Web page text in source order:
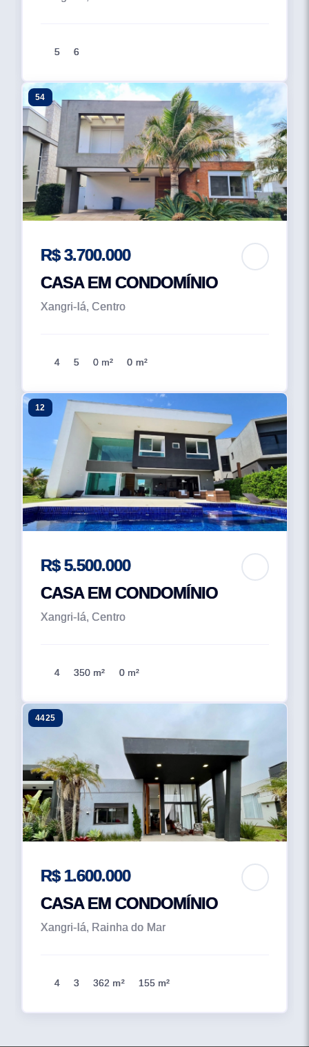
5 6
54
R$ 3.700.000
CASA EM CONDOMÍNIO
Xangri-lá, Centro
4 5 0 m² 0 m²
12
R$ 5.500.000
CASA EM CONDOMÍNIO
Xangri-lá, Centro
4 350 m² 0 m²
4425
R$ 1.600.000
CASA EM CONDOMÍNIO
Xangri-lá, Rainha do Mar
4 3 362 m² 155 m²